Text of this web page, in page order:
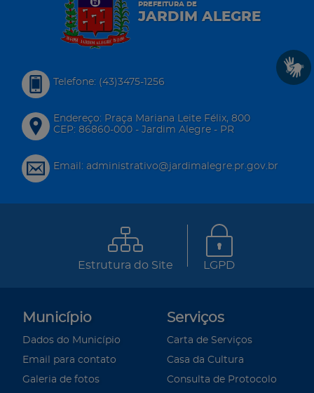
PREFEITURA DE
JARDIM ALEGRE
Telefone: (43)3475-1256
Endereço: Praça Mariana Leite Félix, 800
CEP: 86860-000 - Jardim Alegre - PR
Email: administrativo@jardimalegre.pr.gov.br
Estrutura do Site LGPD
Município
Dados do Município
Email para contato
Galeria de fotos
Serviços
Carta de Serviços
Casa da Cultura
Consulta de Protocolo